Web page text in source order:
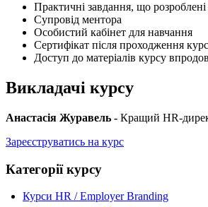
Практичні завдання, що
Супровід ментора
Особистий кабінет для навчання
Сертифікат після проходження
Доступ до матеріалів курсу
Викладачі курсу
Анастасія Журавель - Кращий HR-
Зареєструватись на курс
Категорії курсу
Курси HR / Employer Branding